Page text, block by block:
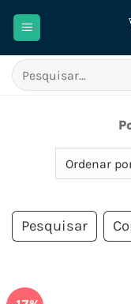
Pesquisar
por:
Pesquisar